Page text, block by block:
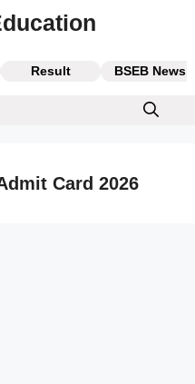
Result BSEB News
Card 2026